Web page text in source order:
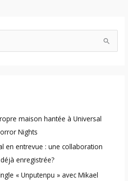
maison hantée à Universal
Nights
en entrevue : une collaboration
enregistrée?
« Unputenpu » avec Mikael